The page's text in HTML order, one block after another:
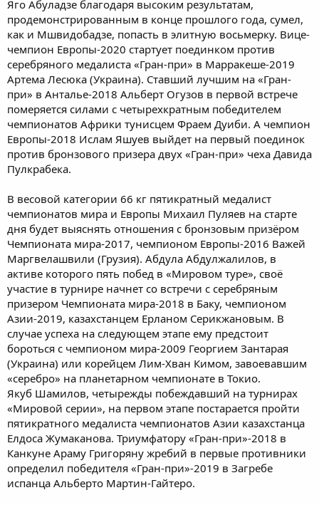
Яго Абуладзе благодаря высоким результатам,
продемонстрированным в конце прошлого года, сумел,
как и Мшвидобадзе, попасть в элитную восьмерку. Вице-
чемпион Европы-2020 стартует поединком против
серебряного медалиста «Гран-при» в Марракеше-2019
Артема Лесюка (Украина). Ставший лучшим на «Гран-
при» в Анталье-2018 Альберт Огузов в первой встрече
померяется силами с четырехкратным победителем
чемпионатов Африки тунисцем Фраем Дуиби. А чемпион
Европы-2018 Ислам Яшуев выйдет на первый поединок
против бронзового призера двух «Гран-при» чеха Давида
Пулкрабека.
В весовой категории 66 кг пятикратный медалист
чемпионатов мира и Европы Михаил Пуляев на старте
дня будет выяснять отношения с бронзовым призёром
Чемпионата мира-2017, чемпионом Европы-2016 Важей
Маргвелашвили (Грузия). Абдула Абдулжалилов, в
активе которого пять побед в «Мировом туре», своё
участие в турнире начнет со встречи с серебряным
призером Чемпионата мира-2018 в Баку, чемпионом
Азии-2019, казахстанцем Ерланом Серикжановым. В
случае успеха на следующем этапе ему предстоит
бороться с чемпионом мира-2009 Георгием Зантарая
(Украина) или корейцем Лим-Хван Кимом, завоевавшим
«серебро» на планетарном чемпионате в Токио.
Якуб Шамилов, четырежды побеждавший на турнирах
«Мировой серии», на первом этапе постарается пройти
пятикратного медалиста чемпионатов Азии казахстанца
Елдоса Жумаканова. Триумфатору «Гран-при»-2018 в
Канкуне Араму Григоряну жребий в первые противники
определил победителя «Гран-при»-2019 в Загребе
испанца Альберто Мартин-Гайтеро.